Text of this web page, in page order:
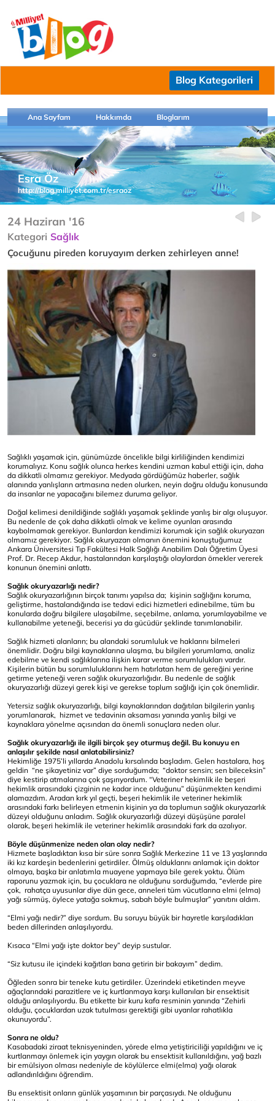
Blog Kategorileri
Ana Sayfam Hakkımda Bloglarım
Esra Öz
http://blog.milliyet.com.tr/esraoz
24 Haziran '16
Kategori Sağlık
Çocuğunu pireden koruyayım derken zehirleyen anne!
Sağlıklı yaşamak için, günümüzde öncelikle bilgi kirliliğinden kendimizi
korumalıyız. Konu sağlık olunca herkes kendini uzman kabul ettiği için, daha
da dikkatli olmamız gerekiyor. Medyada gördüğümüz haberler, sağlık
alanında yanlışların artmasına neden olurken, neyin doğru olduğu konusunda
da insanlar ne yapacağını bilemez duruma geliyor.
Doğal kelimesi denildiğinde sağlıklı yaşamak şeklinde yanlış bir algı oluşuyor.
Bu nedenle de çok daha dikkatli olmak ve kelime oyunları arasında
kaybolmamak gerekiyor. Bunlardan kendimizi korumak için sağlık okuryazarı
olmamız gerekiyor. Sağlık okuryazarı olmanın önemini konuştuğumuz
Ankara Üniversitesi Tıp Fakültesi Halk Sağlığı Anabilim Dalı Öğretim Üyesi
Prof. Dr. Recep Akdur, hastalarından karşılaştığı olaylardan örnekler vererek
konunun önemini anlattı.
Sağlık okuryazarlığı nedir?
Sağlık okuryazarlığının birçok tanımı yapılsa da; kişinin sağlığını koruma,
geliştirme, hastalandığında ise tedavi edici hizmetleri edinebilme, tüm bu
konularda doğru bilgilere ulaşabilme, seçebilme, anlama, yorumlayabilme ve
kullanabilme yeteneği, becerisi ya da gücüdür şeklinde tanımlanabilir.
Sağlık hizmeti alanların; bu alandaki sorumluluk ve haklarını bilmeleri
önemlidir. Doğru bilgi kaynaklarına ulaşma, bu bilgileri yorumlama, analiz
edebilme ve kendi sağlıklarına ilişkin karar verme sorumlulukları vardır.
Kişilerin bütün bu sorumluluklarını hem hatırlatan hem de gereğini yerine
getirme yeteneği veren sağlık okuryazarlığıdır. Bu nedenle de sağlık
okuryazarlığı düzeyi gerek kişi ve gerekse toplum sağlığı için çok önemlidir.
Yetersiz sağlık okuryazarlığı, bilgi kaynaklarından dağıtılan bilgilerin yanlış
yorumlanarak, hizmet ve tedavinin aksaması yanında yanlış bilgi ve
kaynaklara yönelme açısından da önemli sonuçlara neden olur.
Sağlık okuryazarlığı ile ilgili birçok şey oturmuş değil. Bu konuyu en
anlaşılır şekilde nasıl anlatabilirsiniz?
Hekimliğe 1975’li yıllarda Anadolu kırsalında başladım. Gelen hastalara, hoş
geldin “ne şikayetiniz var” diye sorduğumda; “doktor sensin; sen bileceksin”
diye kestirip atmalarına çok şaşırıyordum. “Veteriner hekimlik ile beşeri
hekimlik arasındaki çizginin ne kadar ince olduğunu” düşünmekten kendimi
alamazdım. Aradan kırk yıl geçti, beşeri hekimlik ile veteriner hekimlik
arasındaki farkı belirleyen etmenin kişinin ya da toplumun sağlık okuryazarlık
düzeyi olduğunu anladım. Sağlık okuryazarlığı düzeyi düşüşüne paralel
olarak, beşeri hekimlik ile veteriner hekimlik arasındaki fark da azalıyor.
Böyle düşünmenize neden olan olay nedir?
Hizmete başladıktan kısa bir süre sonra Sağlık Merkezine 11 ve 13 yaşlarında
iki kız kardeşin bedenlerini getirdiler. Ölmüş olduklarını anlamak için doktor
olmaya, başka bir anlatımla muayene yapmaya bile gerek yoktu. Ölüm
raporunu yazmak için, bu çocuklara ne olduğunu sorduğumda, “evlerde pire
çok, rahatça uyusunlar diye dün gece, anneleri tüm vücutlarına elmi (elma)
yağı sürmüş, öylece yatağa sokmuş, sabah böyle bulmuşlar” yanıtını aldım.
“Elmi yağı nedir?” diye sordum. Bu soruyu büyük bir hayretle karşıladıkları
beden dillerinden anlaşılıyordu.
Kısaca “Elmi yağı işte doktor bey” deyip sustular.
“Siz kutusu ile içindeki kağıtları bana getirin bir bakayım” dedim.
Öğleden sonra bir teneke kutu getirdiler. Üzerindeki etiketinden meyve
ağaçlarındaki parazitlere ve iç kurtlanmaya karşı kullanılan bir ensektisit
olduğu anlaşılıyordu. Bu etikette bir kuru kafa resminin yanında “Zehirli
olduğu, çocuklardan uzak tutulması gerektiği gibi uyarılar rahatlıkla
okunuyordu”.
Sonra ne oldu?
Kasabadaki ziraat teknisyeninden, yörede elma yetiştiriciliği yapıldığını ve iç
kurtlanmayı önlemek için yaygın olarak bu ensektisit kullanıldığını, yağ bazlı
bir emülsiyon olması nedeniyle de köylülerce elmi(elma) yağı olarak
adlandırıldığını öğrendim.
Bu ensektisit onların günlük yaşamının bir parçasıydı. Ne olduğunu